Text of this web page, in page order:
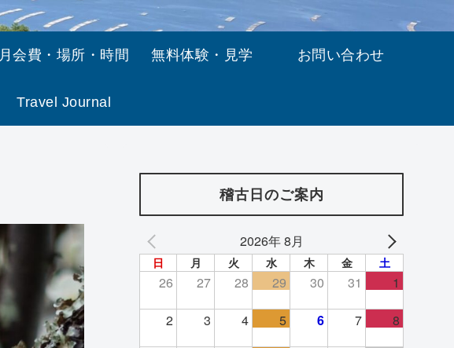
月会費・場所・時間 無料体験・見学 お問い合わせ
Travel Journal
稽古日のご案内
2026年 8月
日 月 火 水 木 金 土
26 27 28 29 30 31 1
2 3 4 5 6 7 8